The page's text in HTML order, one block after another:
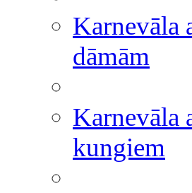
Karnevāla
dāmām
Karnevāla
kungiem